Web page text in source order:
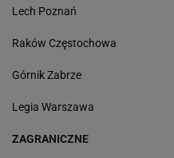
Lech Poznań
Raków Częstochowa
Górnik Zabrze
Legia Warszawa
ZAGRANICZNE